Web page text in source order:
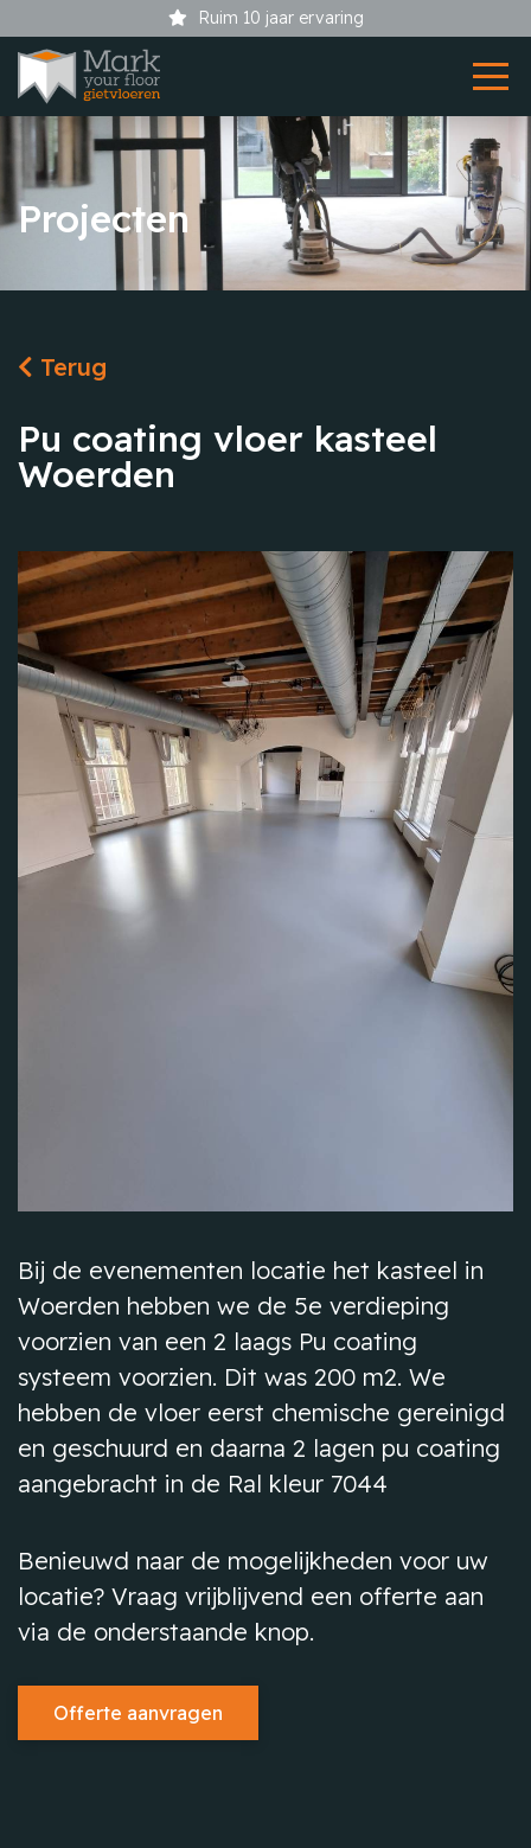
Ruim 10 jaar ervaring
Projecten
Terug
Pu coating vloer kasteel
Woerden
Bij de evenementen locatie het kasteel in
Woerden hebben we de 5e verdieping
voorzien van een 2 laags Pu coating
systeem voorzien. Dit was 200 m2. We
hebben de vloer eerst chemische gereinigd
en geschuurd en daarna 2 lagen pu coating
aangebracht in de Ral kleur 7044
Benieuwd naar de mogelijkheden voor uw
locatie? Vraag vrijblijvend een offerte aan
via de onderstaande knop.
Offerte aanvragen